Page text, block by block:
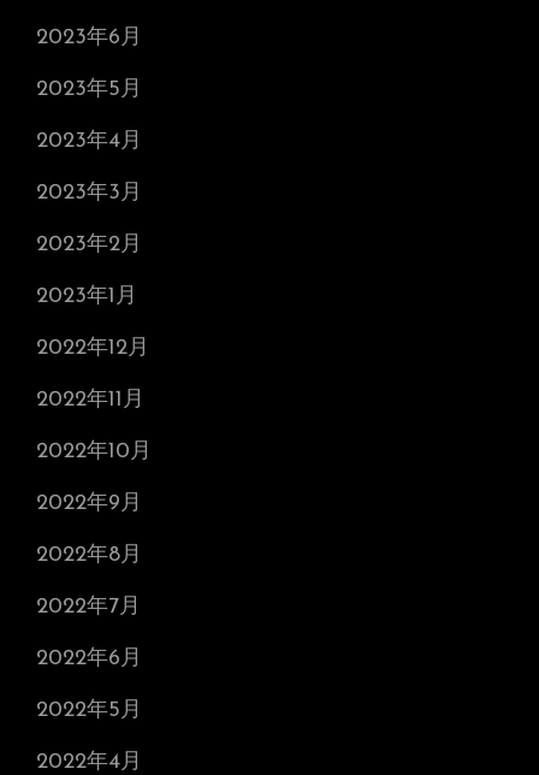
2023年6月
2023年5月
2023年4月
2023年3月
2023年2月
2023年1月
2022年12月
2022年11月
2022年10月
2022年9月
2022年8月
2022年7月
2022年6月
2022年5月
2022年4月